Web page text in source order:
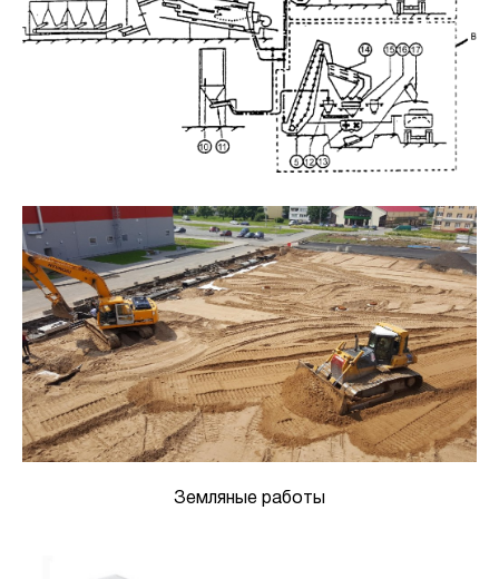
Земляные работы